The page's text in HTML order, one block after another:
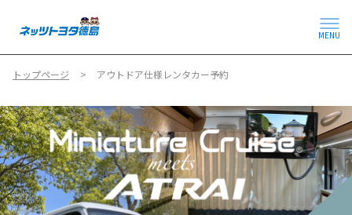
MENU
トップページ アウトドア仕様レンタカー予約